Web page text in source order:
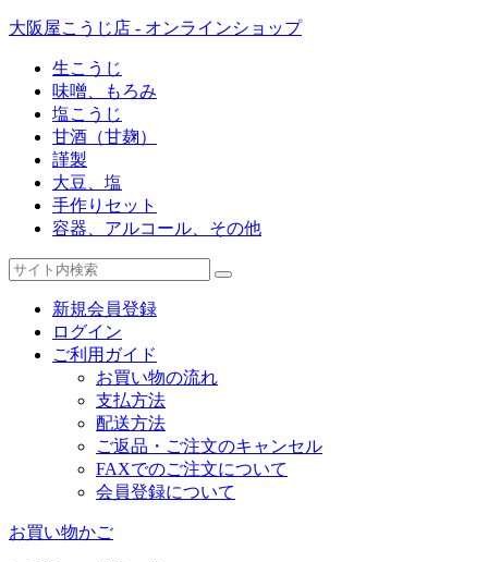
大阪屋こうじ店 - オンラインショップ
生こうじ
味噌、もろみ
塩こうじ
甘酒（甘麹）
謹製
大豆、塩
手作りセット
容器、アルコール、その他
新規会員登録
ログイン
ご利用ガイド
お買い物の流れ
支払方法
配送方法
ご返品・ご注文のキャンセル
FAXでのご注文について
会員登録について
お買い物かご